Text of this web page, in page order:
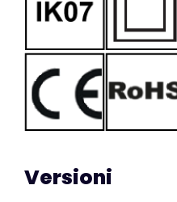
Versioni